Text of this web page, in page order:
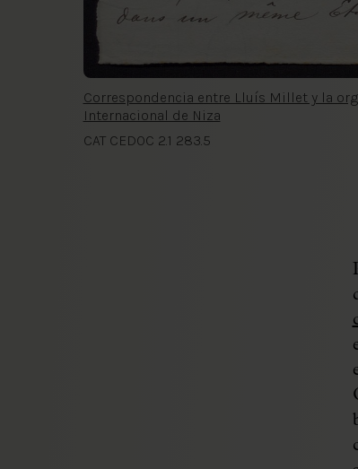
Correspondencia entre Lluís Millet y la
Internacional de Niza
CAT CEDOC 2.1 283.5